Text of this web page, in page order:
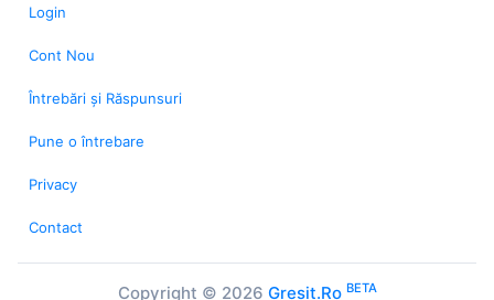
Login
Cont Nou
Întrebări și Răspunsuri
Pune o întrebare
Privacy
Contact
Copyright © 2026 Gresit.Ro BETA